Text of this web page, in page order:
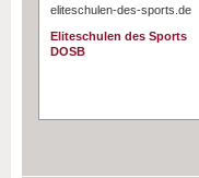
eliteschulen-des-sports.de
Eliteschulen des Sports
DOSB